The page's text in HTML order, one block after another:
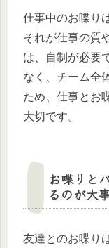
仕事中のお喋り
それが仕事の質
は、自制が必要
なく、チーム全
ため、仕事とお
大切です。
お喋りと
るのが大
友達とのお喋り